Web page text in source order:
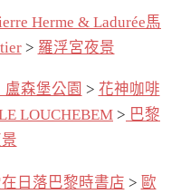
Herme & Ladurée馬
> 羅浮宮夜景
森堡公園 > 花神咖啡
LOUCHEBEM > 巴黎
日落巴黎時書店 > 歐